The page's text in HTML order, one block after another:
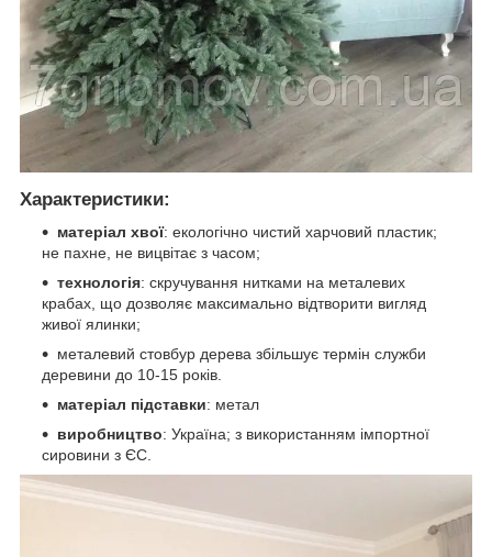
Характеристики:
матеріал хвої: екологічно чистий харчовий пластик;
не пахне, не вицвітає з часом;
технологія: скручування нитками на металевих
крабах, що дозволяє максимально відтворити вигляд
живої ялинки;
металевий стовбур дерева збільшує термін служби
деревини до 10-15 років.
матеріал підставки: метал
виробництво: Україна; з використанням імпортної
сировини з ЄС.